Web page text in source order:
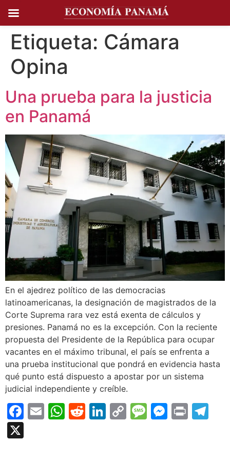
Ir al
contenido
Etiqueta: Cámara
Opina
Una prueba para la justicia
en Panamá
En el ajedrez político de las democracias
latinoamericanas, la designación de magistrados de la
Corte Suprema rara vez está exenta de cálculos y
presiones. Panamá no es la excepción. Con la reciente
propuesta del Presidente de la República para ocupar
vacantes en el máximo tribunal, el país se enfrenta a
una prueba institucional que pondrá en evidencia hasta
qué punto está dispuesto a apostar por un sistema
judicial independiente y creíble.
Facebook
EmailWhatsApp
Reddit
LinkedIn
CopyMessage
Print